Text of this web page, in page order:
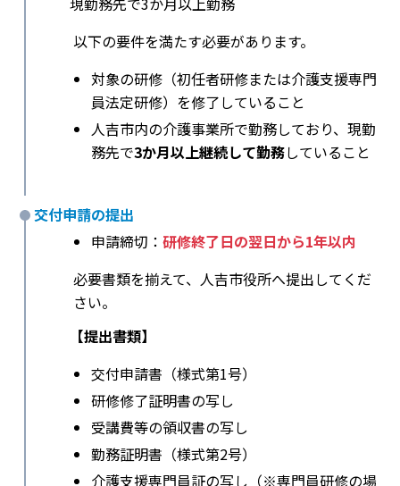
以下の要件を満たす必要があります。
対象の研修（初任者研修または介護支援専門
員法定研修）を修了していること
人吉市内の介護事業所で勤務しており、現勤
務先で3か月以上継続して勤務していること
交付申請の提出
申請締切： 研修終了日の翌日から1年以内
必要書類を揃えて、人吉市役所へ提出してくだ
さい。
【提出書類】
交付申請書（様式第1号）
研修修了証明書の写し
受講費等の領収書の写し
勤務証明書（様式第2号）
介護支援専門員証の写し（※専門員研修の場